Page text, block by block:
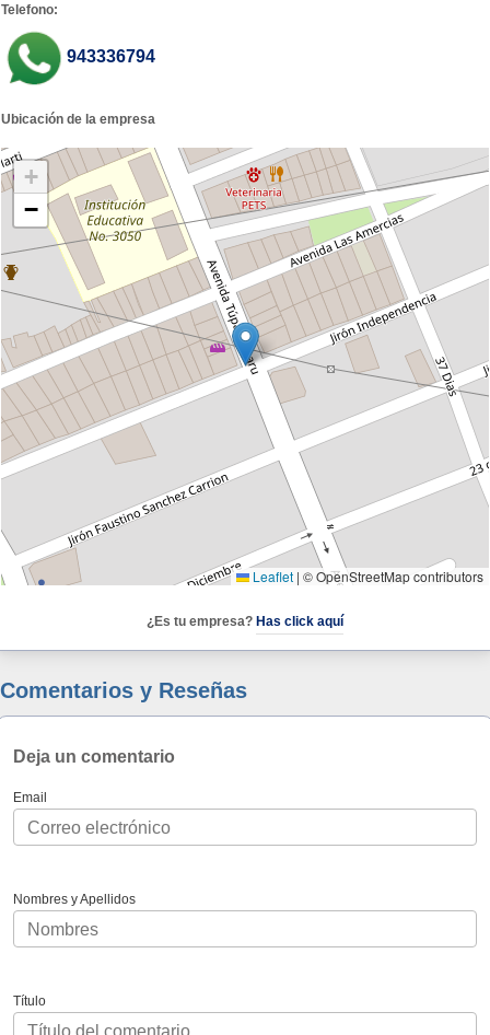
Telefono:
943336794
Ubicación de la empresa
+
−
Leaflet | © OpenStreetMap contributors
¿Es tu empresa? Has click aquí
Comentarios y Reseñas
Deja un comentario
Email
Nombres y Apellidos
Título